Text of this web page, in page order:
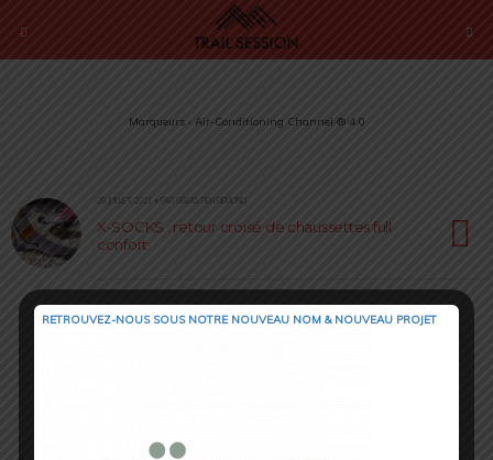
Marqueurs › Air-Conditioning Channel ® 4.0
26 JUILLET 2021 • PAR SÉBASTIEN RÉMOND
X-SOCKS : retour croisé de chaussettes full
confort
RETROUVEZ-NOUS SOUS NOTRE NOUVEAU NOM & NOUVEAU PROJET